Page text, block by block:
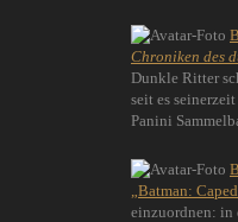
Chroniken des
Dunkle Ritter
seit es
Panini
„Batman:
einzuordnen: in